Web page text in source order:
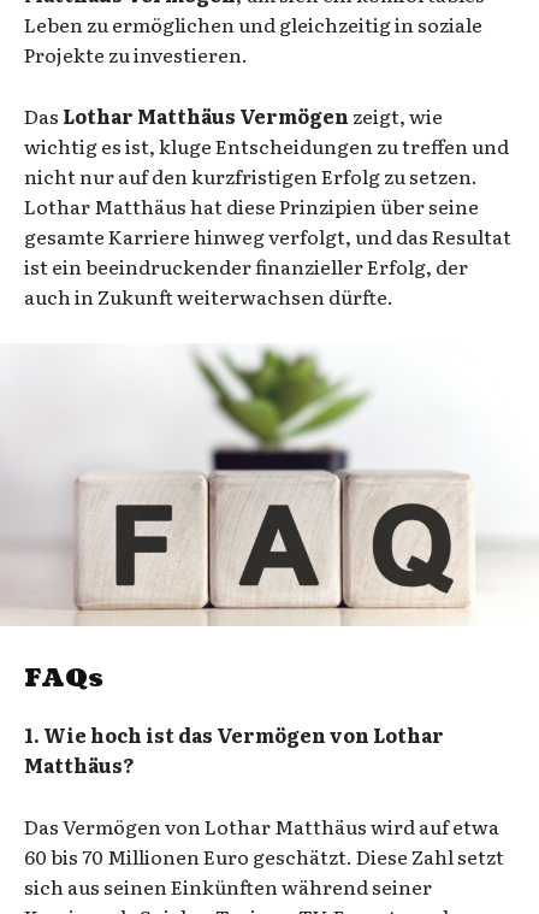
Leben zu ermöglichen und gleichzeitig in soziale
Projekte zu investieren.
Das Lothar Matthäus Vermögen zeigt, wie
wichtig es ist, kluge Entscheidungen zu treffen und
nicht nur auf den kurzfristigen Erfolg zu setzen.
Lothar Matthäus hat diese Prinzipien über seine
gesamte Karriere hinweg verfolgt, und das Resultat
ist ein beeindruckender finanzieller Erfolg, der
auch in Zukunft weiterwachsen dürfte.
FAQs
1. Wie hoch ist das Vermögen von Lothar
Matthäus?
Das Vermögen von Lothar Matthäus wird auf etwa
60 bis 70 Millionen Euro geschätzt. Diese Zahl setzt
sich aus seinen Einkünften während seiner